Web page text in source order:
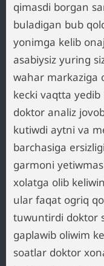
qimasdi borgan
buladigan bub
yonimga kelib
asabiysiz yuring
wahar markaziga
kecki vaqtta
doktor analiz
kutiwdi aytni va
barchasiga
garmoni
xolatga olib
ular faqat ogriq
tuwuntirdi doktor
gaplawib oliwim
soatlar doktor